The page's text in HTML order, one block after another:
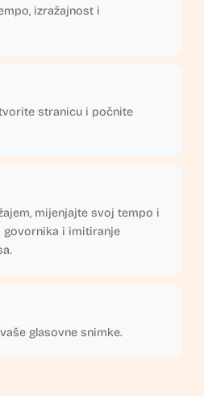
izražajnost i
stranicu i počnite
mijenjajte svoj tempo i
govornika i imitiranje
glasovne snimke.